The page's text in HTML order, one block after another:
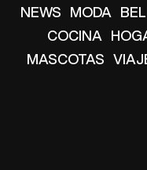
NEWS MODA
COCINA
MASCOTAS